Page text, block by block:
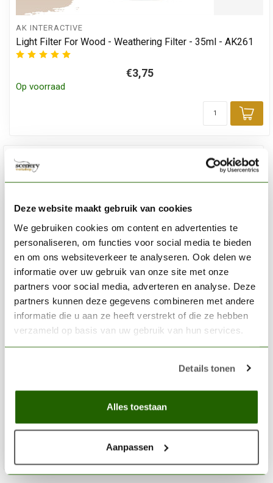
Deze website maakt gebruik van cookies
We gebruiken cookies om content en advertenties te
personaliseren, om functies voor social media te bieden
en om ons websiteverkeer te analyseren. Ook delen we
informatie over uw gebruik van onze site met onze
partners voor social media, adverteren en analyse. Deze
partners kunnen deze gegevens combineren met andere
informatie die u aan ze heeft verstrekt of die ze hebben
verzameld op basis van uw gebruik van hun services.
Details tonen
Alles toestaan
Aanpassen
AK INTERACTIVE
Light Filter For Wood - Weathering Filter - 35ml - AK261
€3,75
Op voorraad
4%
Neutral Grey Filter - Weathering Filter - 35ml - AK4161
€3,60 €3,75
Niet op voorraad